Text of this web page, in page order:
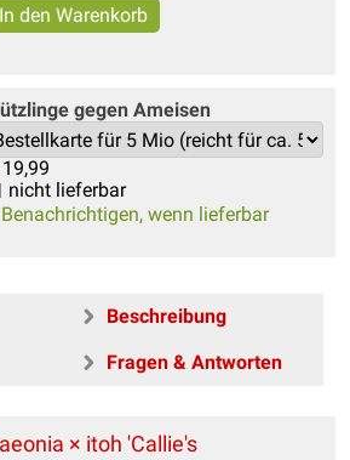
gegen Ameisen
19,99
nicht lieferbar
wenn lieferbar
Beschreibung
Fragen & Antworten
× itoh 'Callie's